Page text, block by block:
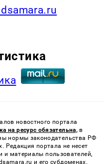
новостного портала
на ресурс обязательна, в
нормы законодательства РФ
Редакция портала не несет
и материалы пользователей,
и его субдоменах.